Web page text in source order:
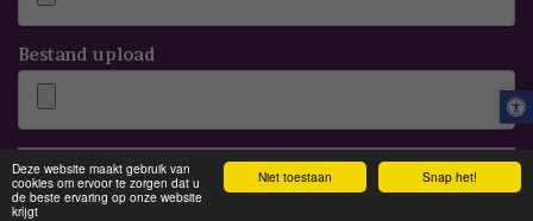
Snap het!
Niet toestaan
Deze website maakt gebruik van
cookies om ervoor te zorgen dat u
de beste ervaring op onze website
krijgt
Bestand upload
VERSTUUR UW AANVRAAG @ VERKOOP@VRIMON.NL